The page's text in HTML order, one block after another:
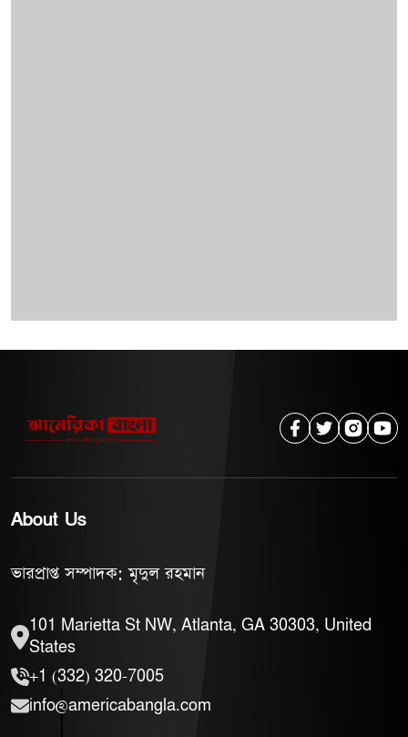
About Us
ভারপ্রাপ্ত সম্পাদক: মৃদুল রহমান
101 Marietta St NW, Atlanta, GA 30303, United
States
+1 (332) 320-7005
info@americabangla.com